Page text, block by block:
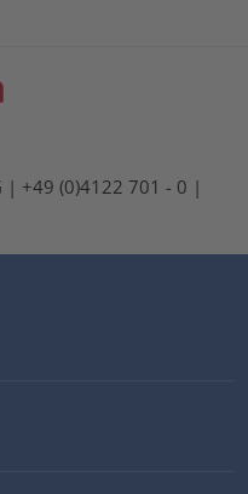
| +49 (0)4122 701 - 0 |